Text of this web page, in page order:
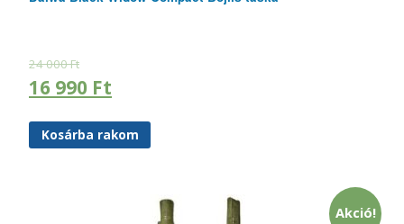
24 000Ft
16 990 Ft
Kosárba rakom
Akció!